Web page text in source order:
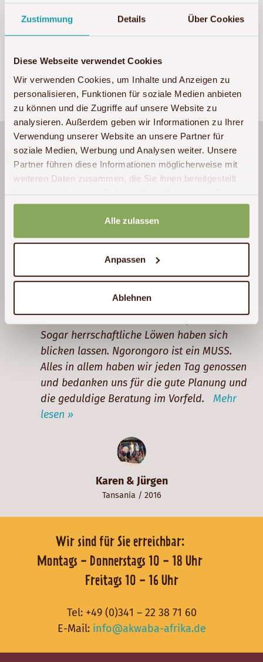
Zustimmung Details Über Cookies
Diese Webseite verwendet Cookies
Wir verwenden Cookies, um Inhalte und Anzeigen zu
personalisieren, Funktionen für soziale Medien anbieten
zu können und die Zugriffe auf unsere Website zu
analysieren. Außerdem geben wir Informationen zu Ihrer
Verwendung unserer Website an unsere Partner für
soziale Medien, Werbung und Analysen weiter. Unsere
Partner führen diese Informationen möglicherweise mit
weiteren Daten zusammen, die Sie ihnen bereitgestellt
gesammelt haben.
Alle zulassen
Anpassen
Ablehnen
Sollten bei der Formulareingabe Fehler auftreten,
rufen Sie uns bitte unter+49 (0)341 – 22 38 71 60
an.
Karen & Jürgen
Tansania / 2016
Unser Urlaub war traumhaft schön und wird
uns gedanklich noch lange begleiten. Die
Unterkünfte waren unglaublich gemütlich,
großzügig und schön. Wir haben uns überall
gut aufgehoben und wohl gefühlt. Die
Gastgeber waren zauberhaft und haben sich
in jeder Hinsicht liebevoll und gut um uns
gekümmert (in einer Lodge lag sogar eine
und frischem Essen versorgt. Auch die
Tierwelt hat sich uns zahlreich präsentiert.
Sogar herrschaftliche Löwen haben sich
blicken lassen. Ngorongoro ist ein MUSS.
Alles in allem haben wir jeden Tag genossen
und bedanken uns für die gute Planung und
die geduldige Beratung im Vorfeld. Mehr
lesen »
Wir sind für Sie erreichbar:
Montags - Donnerstags 10 - 18 Uhr
Freitags 10 - 16 Uhr
Tel: +49 (0)341 – 22 38 71 60
E-Mail: info@akwaba-afrika.de